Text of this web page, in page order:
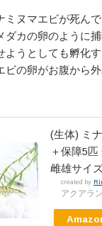
ミヌマエビが死ん
ダカの卵のように
ようとしても孵化
ビの卵がお腹から
(生体) ミ
＋保障5
雌雄サイ
created by
アクアラ